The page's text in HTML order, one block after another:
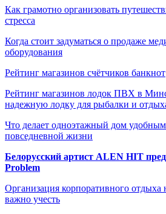
Как грамотно организовать
стресса
Когда стоит задуматься о продаже
оборудования
Рейтинг магазинов счётчиков банкнот
Рейтинг магазинов лодок ПВХ в
надежную лодку для рыбалки и
Что делает одноэтажный дом удобным
повседневной жизни
Белорусский артист ALEN HIT
Problem
Организация корпоративного
важно учесть